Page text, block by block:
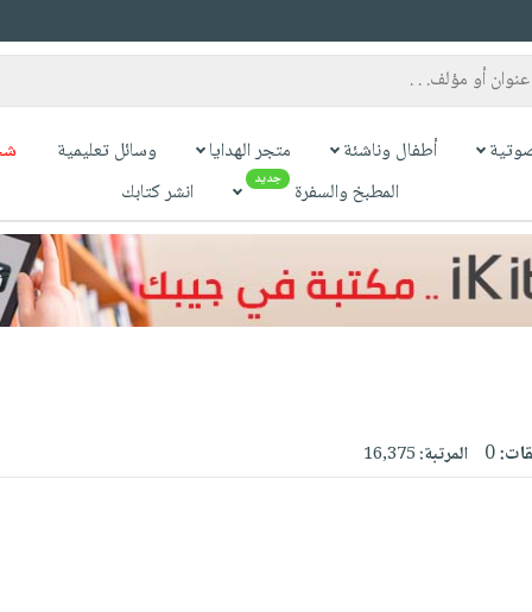
أطفال وناشئة متجر الهدايا وسائل تعليمية
المطبخ والسفرة
جديد انشر كتابك
0 المرتبة:16,375